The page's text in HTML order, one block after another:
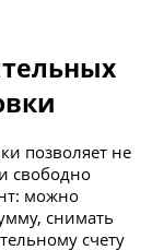
позволяет не
свободно
можно
снимать
счету